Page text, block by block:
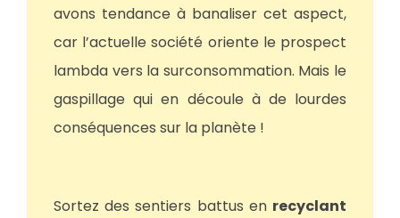
avons tendance à banaliser cet aspect,
car l’actuelle société oriente le prospect
lambda vers la surconsommation. Mais le
gaspillage qui en découle à de lourdes
conséquences sur la planète !
Sortez des sentiers battus en recyclant